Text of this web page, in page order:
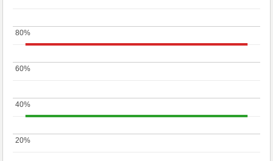
20%
20%
40%
40%
60%
60%
80%
80%